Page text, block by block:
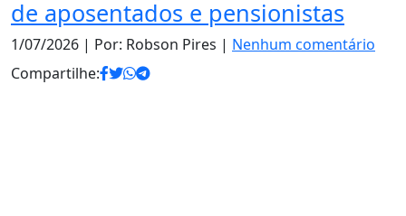
de aposentados e pensionistas
1/07/2026 | Por: Robson Pires | Nenhum comentário
Compartilhe: